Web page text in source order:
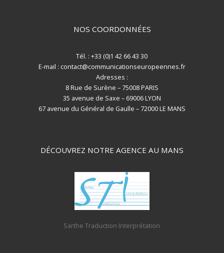
NOS COORDONNÉES
Tél. : +33 (0)1 42 66 43 30
E-mail : contact@communicationseuropeennes.fr
Adresses :
8 Rue de Surène – 75008 PARIS
35 avenue de Saxe – 69006 LYON
67 avenue du Général de Gaulle – 72000 LE MANS
DÉCOUVREZ NOTRE AGENCE AU MANS
Sarthe Traduction Interprétation